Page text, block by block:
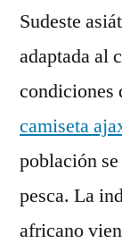
Sudeste
adaptada al
condiciones
camiseta
población
pesca. La
africano